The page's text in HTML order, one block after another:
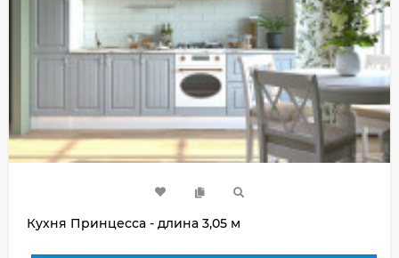
Кухня Принцесса - длина 3,05 м